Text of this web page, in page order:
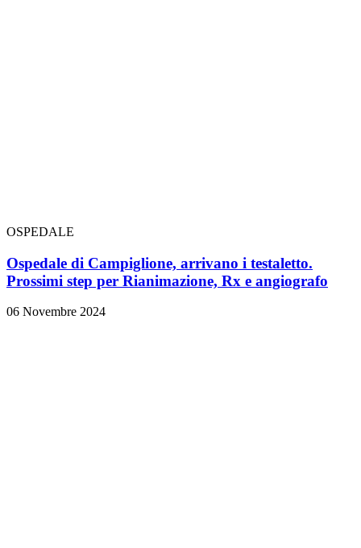
OSPEDALE
Ospedale di Campiglione, arrivano i testaletto.
Prossimi step per Rianimazione, Rx e angiografo
06 Novembre 2024